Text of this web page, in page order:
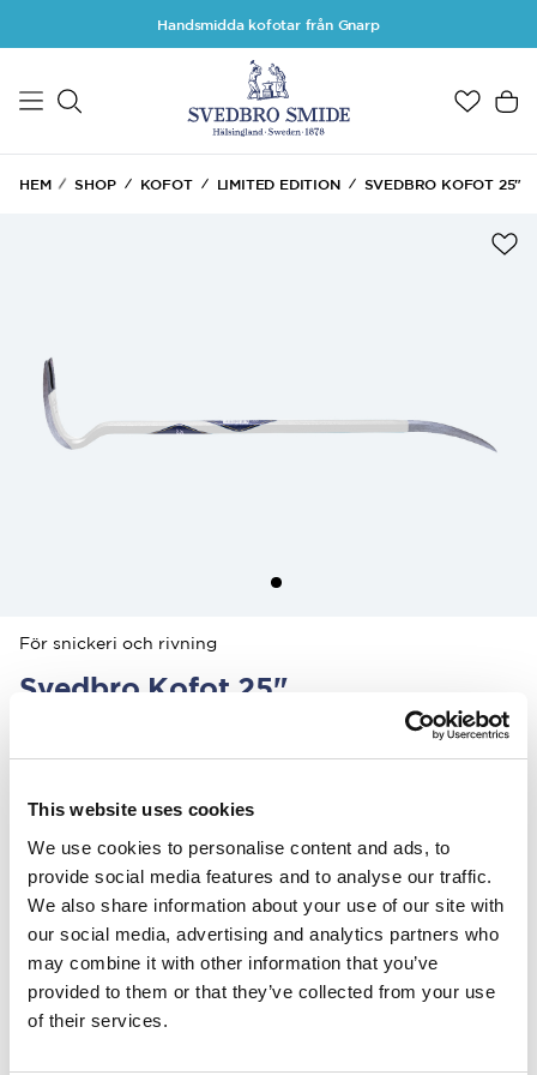
This website uses cookies
We use cookies to personalise content and ads, to
provide social media features and to analyse our traffic.
We also share information about your use of our site with
our social media, advertising and analytics partners who
may combine it with other information that you’ve
provided to them or that they’ve collected from your use
of their services.
Hoppa till huvudinnehållHandsmidda kofotar från Gnarp
HEM SHOP KOFOT LIMITED EDITION SVEDBRO KOFOT 25"
För snickeri och rivning
Svedbro Kofot 25"
Denna produkt säljs exklusivt via vår amerikanska distributör Grand
Hitta din närmaste återförsäljare här.
Över 100 års erfarenhet